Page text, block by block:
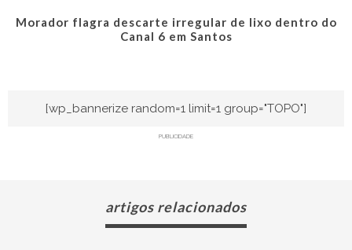
Morador flagra descarte irregular de lixo dentro do
Canal 6 em Santos
[wp_bannerize random=1 limit=1 group="TOPO"]
PUBLICIDADE
artigos relacionados